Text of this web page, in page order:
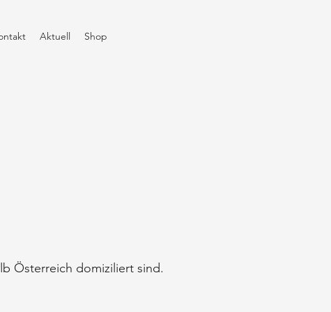
Aktuell Shop
Österreich domiziliert sind.